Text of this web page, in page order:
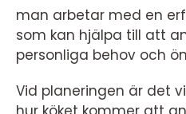
man arbetar med en
som kan hjälpa till att
personliga behov och
Vid planeringen är det